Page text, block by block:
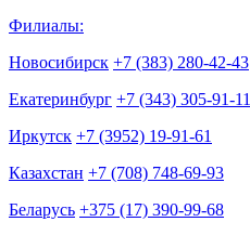
Филиалы:
Новосибирск +7 (383) 280-42-43
Екатеринбург +7 (343) 305-91-11
Иркутск +7 (3952) 19-91-61
Казахстан +7 (708) 748-69-93
Беларусь +375 (17) 390-99-68